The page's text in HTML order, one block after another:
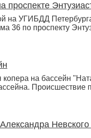
проспекте
на УГИБДД
36 по проспекту
копера на бассейн
Происшествие
Невского